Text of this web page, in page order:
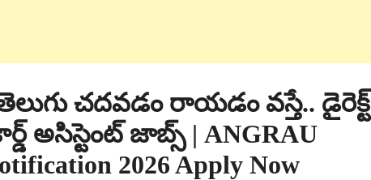
చదవడం రాయడం వస్తే.. డైరెక్ట్
అసిస్టెంట్ జాబ్స్ | ANGRAU
2026 Apply Now